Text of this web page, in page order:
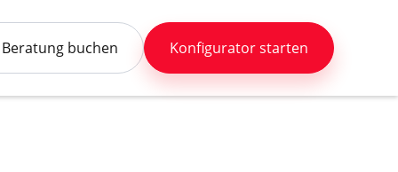
Beratung buchen Konfigurator starten